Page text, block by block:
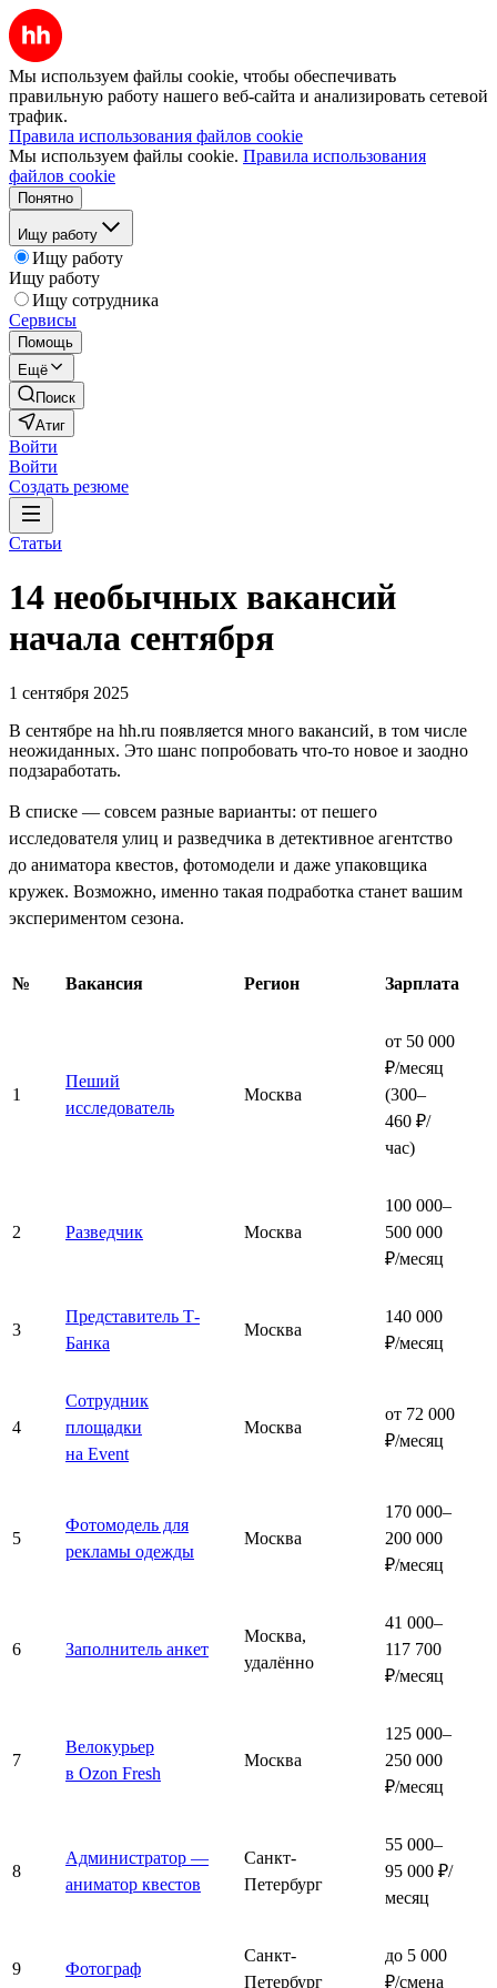
Мы используем файлы cookie, чтобы обеспечивать
правильную работу нашего веб-сайта и анализировать сетевой
трафик.
Правила использования файлов cookie
Мы используем файлы cookie. Правила использования
файлов cookie
Понятно
Ищу работу
Ищу работу
Ищу работу
Ищу сотрудника
Сервисы
Помощь
Ещё
Поиск
Атиг
Войти
Войти
Создать резюме
Статьи
14 необычных вакансий
начала сентября
1 сентября 2025
В сентябре на hh.ru появляется много вакансий, в том числе
неожиданных. Это шанс попробовать что-то новое и заодно
подзаработать.
В списке — совсем разные варианты: от пешего
исследователя улиц и разведчика в детективное агентство
до аниматора квестов, фотомодели и даже упаковщика
кружек. Возможно, именно такая подработка станет вашим
экспериментом сезона.
№ Вакансия Регион Зарплата
1
Пеший
исследователь
Москва
от 50 000
₽/месяц
(300–
460 ₽/
час)
2 Разведчик Москва
100 000–
500 000
₽/месяц
3
Представитель Т-
Банка
Москва
140 000
₽/месяц
4
Сотрудник
площадки
на Event
Москва
от 72 000
₽/месяц
5
Фотомодель для
рекламы одежды
Москва
170 000–
200 000
₽/месяц
6 Заполнитель анкет
Москва,
удалённо
41 000–
117 700
₽/месяц
7
Велокурьер
в Ozon Fresh
Москва
125 000–
250 000
₽/месяц
8
Администратор —
аниматор квестов
Санкт-
Петербург
55 000–
95 000 ₽/
месяц
9 Фотограф
Санкт-
Петербург
до 5 000
₽/смена